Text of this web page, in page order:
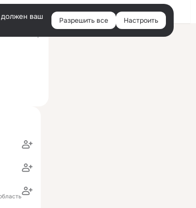
Войти
должен ваш
Разрешить все Настроить